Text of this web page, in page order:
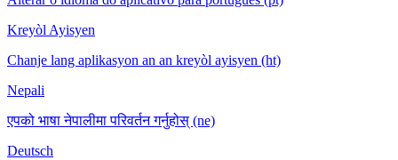
Kreyòl Ayisyen
Chanje lang aplikasyon an an kreyòl ayisyen (ht)
Nepali
एपको भाषा नेपालीमा परिवर्तन गर्नुहोस् (ne)
Deutsch